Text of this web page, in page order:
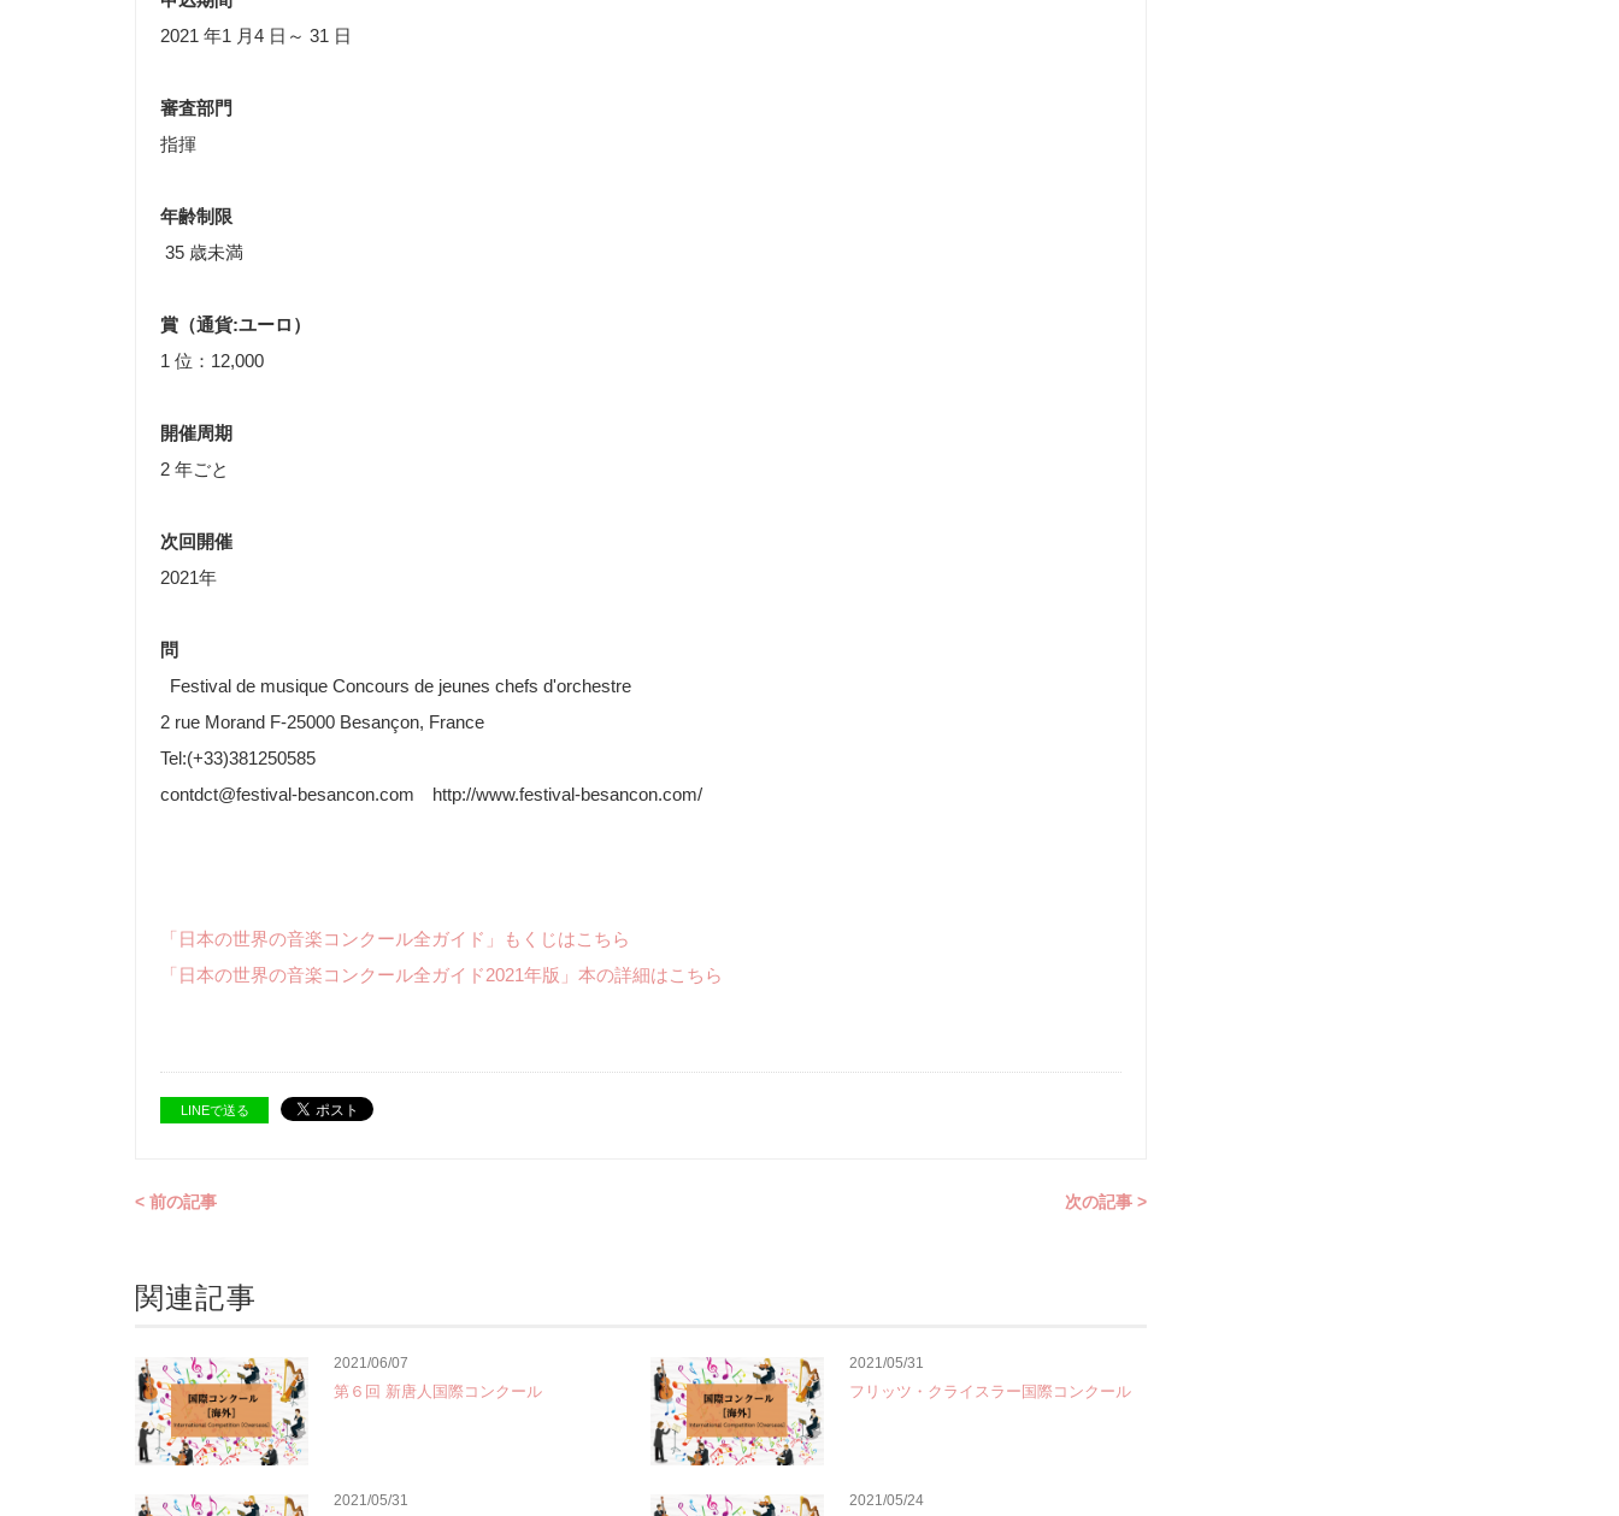
2021 年1 月4 日～ 31 日
審査部門
指揮
年齢制限
35 歳未満
賞（通貨:ユーロ）
1 位：12,000
開催周期
2 年ごと
次回開催
2021年
問
Festival de musique Concours de jeunes chefs d'orchestre
2 rue Morand F-25000 Besançon, France
Tel:(+33)381250585
contdct@festival-besancon.com http://www.festival-besancon.com/
「日本の世界の音楽コンクール全ガイド」もくじはこちら
「日本の世界の音楽コンクール全ガイド2021年版」本の詳細はこちら
LINEで送る
< 前の記事 次の記事 >
関連記事
2021/06/07
第６回 新唐人国際コンクール
2021/05/31
フリッツ・クライスラー国際コンクール
2021/05/31 2021/05/24